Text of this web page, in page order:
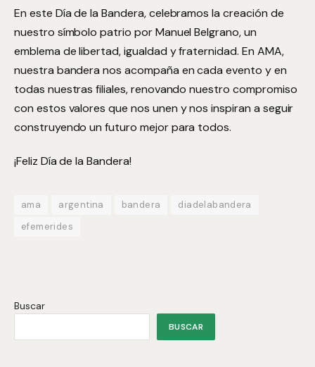
En este Día de la Bandera, celebramos la creación de
nuestro símbolo patrio por Manuel Belgrano, un
emblema de libertad, igualdad y fraternidad. En AMA,
nuestra bandera nos acompaña en cada evento y en
todas nuestras filiales, renovando nuestro compromiso
con estos valores que nos unen y nos inspiran a seguir
construyendo un futuro mejor para todos.
¡Feliz Día de la Bandera!
ama argentina bandera
diadelabandera
efemerides
Buscar
BUSCAR